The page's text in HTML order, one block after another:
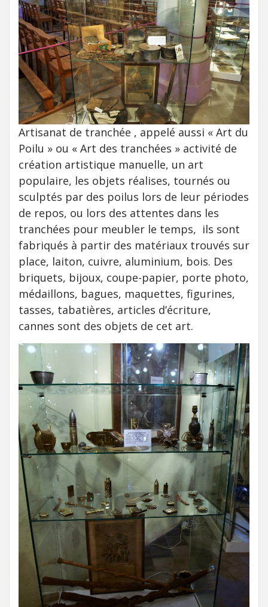
Artisanat de tranchée , appelé aussi « Art du
Poilu » ou « Art des tranchées » activité de
création artistique manuelle, un art
populaire, les objets réalises, tournés ou
sculptés par des poilus lors de leur périodes
de repos, ou lors des attentes dans les
tranchées pour meubler le temps, ils sont
fabriqués à partir des matériaux trouvés sur
place, laiton, cuivre, aluminium, bois. Des
briquets, bijoux, coupe-papier, porte photo,
médaillons, bagues, maquettes, figurines,
tasses, tabatières, articles d’écriture,
cannes sont des objets de cet art.